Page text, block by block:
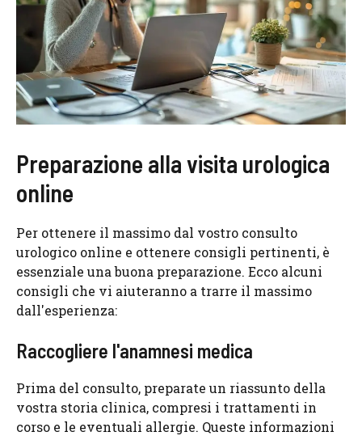
Preparazione alla visita urologica
online
Per ottenere il massimo dal vostro consulto
urologico online e ottenere consigli pertinenti, è
essenziale una buona preparazione. Ecco alcuni
consigli che vi aiuteranno a trarre il massimo
dall'esperienza:
Raccogliere l'anamnesi medica
Prima del consulto, preparate un riassunto della
vostra storia clinica, compresi i trattamenti in
corso e le eventuali allergie. Queste informazioni